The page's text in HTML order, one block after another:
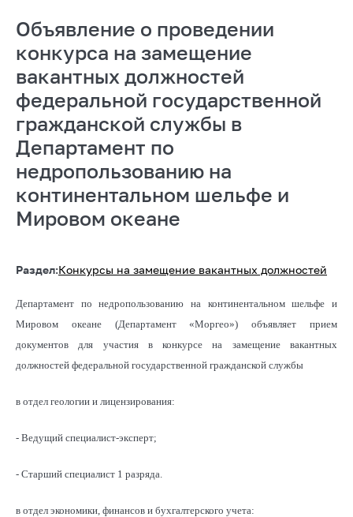
Объявление о проведении
конкурса на замещение
вакантных должностей
федеральной государственной
гражданской службы в
Департамент по
недропользованию на
континентальном шельфе и
Мировом океане
Раздел:Конкурсы на замещение вакантных должностей
Департамент по недропользованию на континентальном шельфе и
Мировом океане (Департамент «Моргео») объявляет прием
документов для участия в конкурсе на замещение вакантных
должностей федеральной государственной гражданской службы
в отдел геологии и лицензирования:
- Ведущий специалист-эксперт;
- Старший специалист 1 разряда.
в отдел экономики, финансов и бухгалтерского учета: